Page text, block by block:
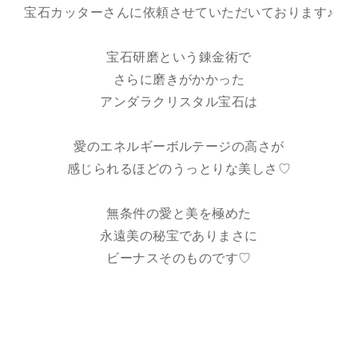
宝石カッターさんに依頼させていただいております♪
宝石研磨という錬金術で
さらに磨きがかかった
アンダラクリスタル宝石は
愛のエネルギーボルテージの高さが
感じられるほどのうっとりな美しさ♡
無条件の愛と美を極めた
永遠美の秘宝でありまさに
ビーナスそのものです♡